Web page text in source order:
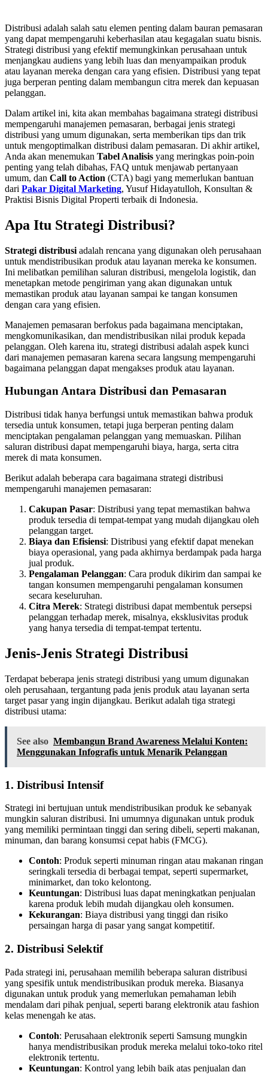
Distribusi adalah salah satu elemen penting dalam bauran pemasaran
yang dapat mempengaruhi keberhasilan atau kegagalan suatu bisnis.
Strategi distribusi yang efektif memungkinkan perusahaan untuk
menjangkau audiens yang lebih luas dan menyampaikan produk
atau layanan mereka dengan cara yang efisien. Distribusi yang tepat
juga berperan penting dalam membangun citra merek dan kepuasan
pelanggan.
Dalam artikel ini, kita akan membahas bagaimana strategi distribusi
mempengaruhi manajemen pemasaran, berbagai jenis strategi
distribusi yang umum digunakan, serta memberikan tips dan trik
untuk mengoptimalkan distribusi dalam pemasaran. Di akhir artikel,
Anda akan menemukan Tabel Analisis yang meringkas poin-poin
penting yang telah dibahas, FAQ untuk menjawab pertanyaan
umum, dan Call to Action (CTA) bagi yang memerlukan bantuan
dari Pakar Digital Marketing, Yusuf Hidayatulloh, Konsultan &
Praktisi Bisnis Digital Properti terbaik di Indonesia.
Apa Itu Strategi Distribusi?
Strategi distribusi adalah rencana yang digunakan oleh perusahaan
untuk mendistribusikan produk atau layanan mereka ke konsumen.
Ini melibatkan pemilihan saluran distribusi, mengelola logistik, dan
menetapkan metode pengiriman yang akan digunakan untuk
memastikan produk atau layanan sampai ke tangan konsumen
dengan cara yang efisien.
Manajemen pemasaran berfokus pada bagaimana menciptakan,
mengkomunikasikan, dan mendistribusikan nilai produk kepada
pelanggan. Oleh karena itu, strategi distribusi adalah aspek kunci
dari manajemen pemasaran karena secara langsung mempengaruhi
bagaimana pelanggan dapat mengakses produk atau layanan.
Hubungan Antara Distribusi dan Pemasaran
Distribusi tidak hanya berfungsi untuk memastikan bahwa produk
tersedia untuk konsumen, tetapi juga berperan penting dalam
menciptakan pengalaman pelanggan yang memuaskan. Pilihan
saluran distribusi dapat mempengaruhi biaya, harga, serta citra
merek di mata konsumen.
Berikut adalah beberapa cara bagaimana strategi distribusi
mempengaruhi manajemen pemasaran:
Cakupan Pasar: Distribusi yang tepat memastikan bahwa
produk tersedia di tempat-tempat yang mudah dijangkau oleh
pelanggan target.
Biaya dan Efisiensi: Distribusi yang efektif dapat menekan
biaya operasional, yang pada akhirnya berdampak pada harga
jual produk.
Pengalaman Pelanggan: Cara produk dikirim dan sampai ke
tangan konsumen mempengaruhi pengalaman konsumen
secara keseluruhan.
Citra Merek: Strategi distribusi dapat membentuk persepsi
pelanggan terhadap merek, misalnya, eksklusivitas produk
yang hanya tersedia di tempat-tempat tertentu.
Jenis-Jenis Strategi Distribusi
Terdapat beberapa jenis strategi distribusi yang umum digunakan
oleh perusahaan, tergantung pada jenis produk atau layanan serta
target pasar yang ingin dijangkau. Berikut adalah tiga strategi
distribusi utama:
See also Membangun Brand Awareness Melalui Konten:
Menggunakan Infografis untuk Menarik Pelanggan
1. Distribusi Intensif
Strategi ini bertujuan untuk mendistribusikan produk ke sebanyak
mungkin saluran distribusi. Ini umumnya digunakan untuk produk
yang memiliki permintaan tinggi dan sering dibeli, seperti makanan,
minuman, dan barang konsumsi cepat habis (FMCG).
Contoh: Produk seperti minuman ringan atau makanan ringan
seringkali tersedia di berbagai tempat, seperti supermarket,
minimarket, dan toko kelontong.
Keuntungan: Distribusi luas dapat meningkatkan penjualan
karena produk lebih mudah dijangkau oleh konsumen.
Kekurangan: Biaya distribusi yang tinggi dan risiko
persaingan harga di pasar yang sangat kompetitif.
2. Distribusi Selektif
Pada strategi ini, perusahaan memilih beberapa saluran distribusi
yang spesifik untuk mendistribusikan produk mereka. Biasanya
digunakan untuk produk yang memerlukan pemahaman lebih
mendalam dari pihak penjual, seperti barang elektronik atau fashion
kelas menengah ke atas.
Contoh: Perusahaan elektronik seperti Samsung mungkin
hanya mendistribusikan produk mereka melalui toko-toko ritel
elektronik tertentu.
Keuntungan: Kontrol yang lebih baik atas penjualan dan